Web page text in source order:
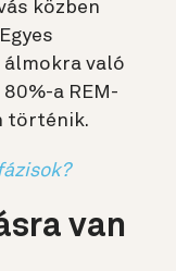
közben
való
a REM-
történik.
van